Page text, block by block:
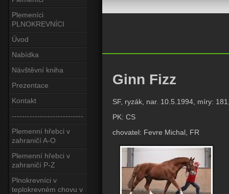
Plemeníci
PLNOKREVNÍCI
Úvod
Nabídka
Návštěvní kniha
Prezentace
Kontakt
----------------------------
Plemenní hřebci v
zahraničí A-O
Plemenní hřebci v
zahraničí P-Z
Plnokrevníci v
teplokrevném chovu v
Ginn Fizz
SF, ryzák, nar. 10.5.1994, míry:
PK: CS
chovatel: Fevre Michal, FR